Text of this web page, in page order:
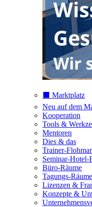
⬛️ Marktplatz
Neu auf dem
Kooperation
Tools &
Mentoren
Dies & das
Trainer-
Seminar-Hotel-
Büro-Räume
Tagungs-Räume
Lizenzen &
Konzepte &